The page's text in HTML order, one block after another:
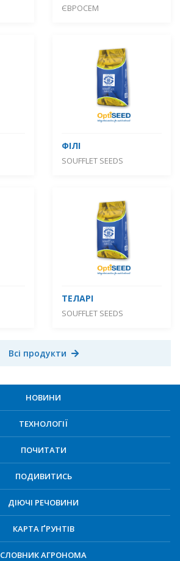
ЄВРОСЕМ
ФІЛІ
SOUFFLET SEEDS
ТЕЛАРІ
SOUFFLET SEEDS
Всі продукти
НОВИНИ
ТЕХНОЛОГІЇ
ПОЧИТАТИ
ПОДИВИТИСЬ
ДІЮЧІ РЕЧОВИНИ
КАРТА ҐРУНТІВ
СЛОВНИК АГРОНОМА